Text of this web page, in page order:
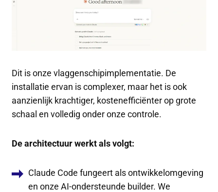
Dit is onze vlaggenschipimplementatie. De
installatie ervan is complexer, maar het is ook
aanzienlijk krachtiger, kostenefficiënter op grote
schaal en volledig onder onze controle.
De architectuur werkt als volgt:
Claude Code fungeert als ontwikkelomgeving
en onze AI-ondersteunde builder. We